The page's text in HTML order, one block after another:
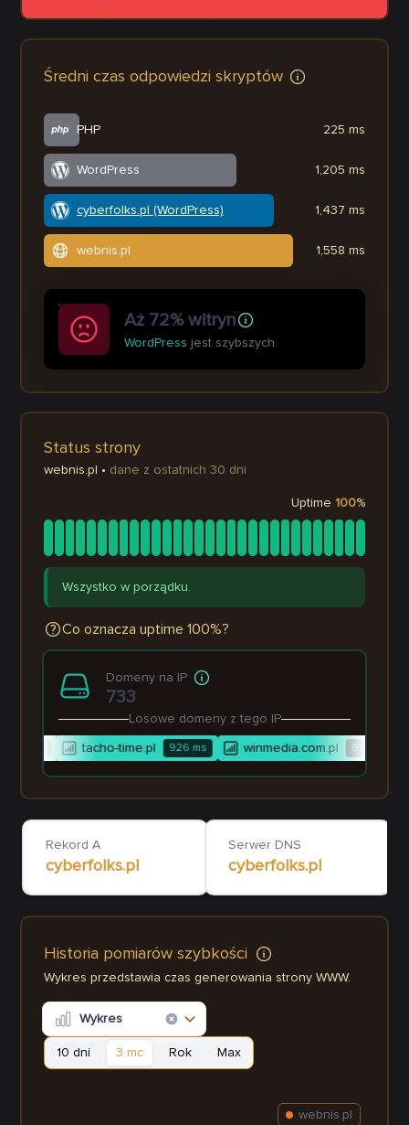
Średni czas odpowiedzi skryptów
PHP
WordPress
cyberfolks.pl (WordPress)
webnis.pl
225 ms
1,205 ms
1,437 ms
1,558 ms
Aż 72% witryn
WordPress jest szybszych.
Status strony
webnis.pl • dane z ostatnich 30 dni
Uptime 100%
Wszystko w porządku.
Co oznacza uptime 100%?
Domeny na IP
733
Losowe domeny z tego IP
tacho-time.pl 926ms winmedia.com.pl 618
Rekord A
cyberfolks.pl
Serwer DNS
cyberfolks.pl
Historia pomiarów szybkości
Wykres przedstawia czas generowania strony WWW.
Wykres
10 dni 3 mc Rok Max
webnis.pl